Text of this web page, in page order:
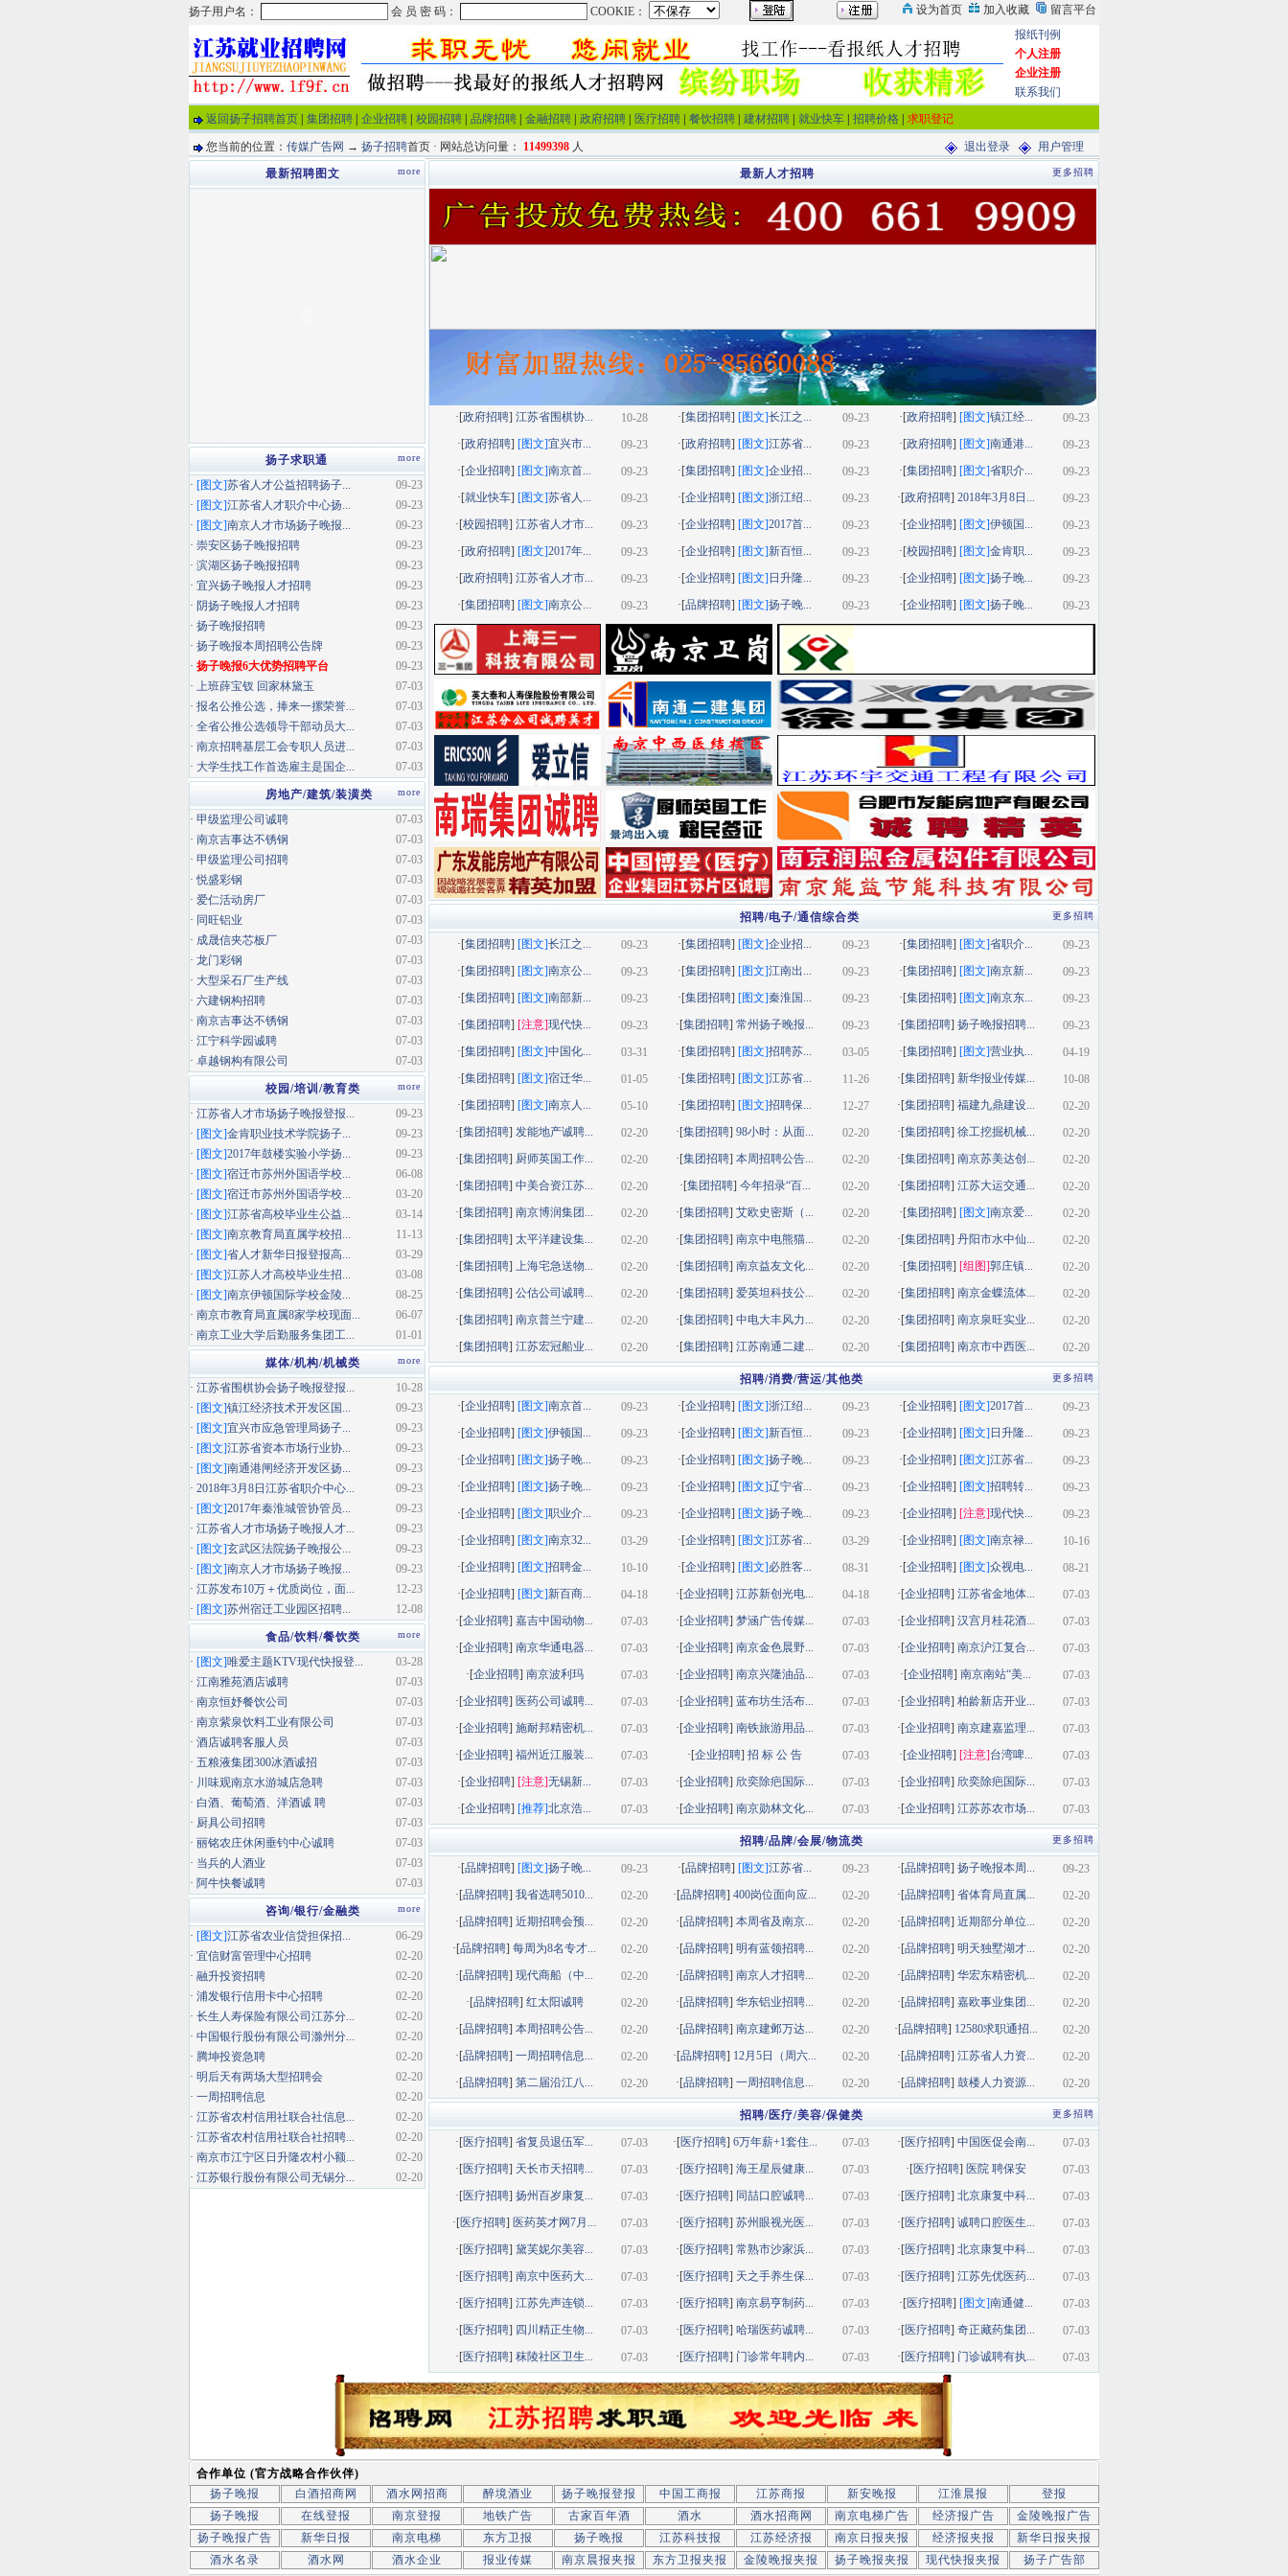
报纸刊例
个人注册
企业注册
联系我们
返回扬子招聘首页
集团招聘 企业招聘 校园招聘 品牌招聘 金融招聘 政府招聘 医疗招聘 餐饮招聘 建材招聘 就业快车 招聘价格 求职登记
您当前的位置： 传媒广告网 → 扬子招聘首页 · 网站总访问量： 11499398 人 退出登录 用户管理
更多招聘
最新人才招聘
10-28
·[政府招聘]江苏省围棋协... 09-23
·[集团招聘] [图文]长江之... 09-23
·[政府招聘] [图文]镇江经...
09-23
·[政府招聘] [图文]宜兴市... 09-23
·[政府招聘] [图文]江苏省... 09-23
·[政府招聘] [图文]南通港...
09-23
·[企业招聘] [图文]南京首... 09-23
·[集团招聘] [图文]企业招... 09-23
·[集团招聘] [图文]省职介...
09-23
·[就业快车] [图文]苏省人... 09-23
·[企业招聘] [图文]浙江绍... 09-23
·[政府招聘] 2018年3月8日...
09-23
·[校园招聘]江苏省人才市... 09-23
·[企业招聘] [图文]2017首... 09-23
·[企业招聘] [图文]伊顿国...
09-23
·[政府招聘] [图文]2017年... 09-23
·[企业招聘] [图文]新百恒... 09-23
·[校园招聘] [图文]金肯职...
09-23
·[政府招聘]江苏省人才市... 09-23
·[企业招聘] [图文] 日升隆... 09-23
·[企业招聘] [图文]扬子晚...
09-23
·[集团招聘] [图文]南京公... 09-23
·[品牌招聘] [图文]扬子晚... 09-23
·[企业招聘] [图文]扬子晚...
更多招聘
招聘/电子/通信综合类
09-23
·[集团招聘] [图文]长江之... 09-23
·[集团招聘] [图文]企业招... 09-23
·[集团招聘] [图文]省职介...
09-23
·[集团招聘] [图文]南京公... 09-23
·[集团招聘] [图文]江南出... 09-23
·[集团招聘] [图文]南京新...
09-23
·[集团招聘] [图文]南部新... 09-23
·[集团招聘] [图文]秦淮国... 09-23
·[集团招聘] [图文]南京东...
09-23
·[集团招聘] [注意]现代快... 09-23
·[集团招聘]常州扬子晚报... 09-23
·[集团招聘] 扬子晚报招聘...
03-31
·[集团招聘] [图文]中国化... 03-05
·[集团招聘] [图文]招聘苏... 04-19
·[集团招聘] [图文]营业执...
01-05
·[集团招聘] [图文]宿迁华... 11-26
·[集团招聘] [图文]江苏省... 10-08
·[集团招聘] 新华报业传媒...
05-10
·[集团招聘] [图文]南京人... 12-27
·[集团招聘] [图文]招聘保... 02-20
·[集团招聘] 福建九鼎建设...
02-20
·[集团招聘]发能地产诚聘... 02-20
·[集团招聘]98小时：从面... 02-20
·[集团招聘] 徐工挖掘机械...
02-20
·[集团招聘] 厨师英国工作... 02-20
·[集团招聘]本周招聘公告... 02-20
·[集团招聘] 南京苏美达创...
02-20
·[集团招聘]中美合资江苏... 02-20
·[集团招聘] 今年招录“百... 02-20
·[集团招聘] 江苏大运交通...
02-20
·[集团招聘]南京博润集团... 02-20
·[集团招聘]艾欧史密斯（... 02-20
·[集团招聘] [图文]南京爱...
02-20
·[集团招聘]太平洋建设集... 02-20
·[集团招聘]南京中电熊猫... 02-20
·[集团招聘] 丹阳市水中仙...
02-20
·[集团招聘]上海宅急送物... 02-20
·[集团招聘]南京益友文化... 02-20
·[集团招聘] [组图]郭庄镇...
02-20
·[集团招聘]公估公司诚聘... 02-20
·[集团招聘]爱英坦科技公... 02-20
·[集团招聘] 南京金蝶流体...
02-20
·[集团招聘]南京普兰宁建... 02-20
·[集团招聘]中电大丰风力... 02-20
·[集团招聘] 南京泉旺实业...
02-20
·[集团招聘]江苏宏冠船业... 02-20
·[集团招聘]江苏南通二建... 02-20
·[集团招聘] 南京市中西医...
更多招聘
招聘/消费/营运/其他类
09-23
·[企业招聘] [图文]南京首... 09-23
·[企业招聘] [图文]浙江绍... 09-23
·[企业招聘] [图文]2017首...
09-23
·[企业招聘] [图文]伊顿国... 09-23
·[企业招聘] [图文]新百恒... 09-23
·[企业招聘] [图文] 日升隆...
09-23
·[企业招聘] [图文]扬子晚... 09-23
·[企业招聘] [图文]扬子晚... 09-23
·[企业招聘] [图文]江苏省...
09-23
·[企业招聘] [图文]扬子晚... 09-23
·[企业招聘] [图文]辽宁省... 09-23
·[企业招聘] [图文]招聘转...
09-23
·[企业招聘] [图文]职业介... 09-23
·[企业招聘] [图文]扬子晚... 09-23
·[企业招聘] [注意]现代快...
03-29
·[企业招聘] [图文]南京32... 03-29
·[企业招聘] [图文]江苏省... 10-16
·[企业招聘] [图文]南京禄...
10-10
·[企业招聘] [图文]招聘金... 08-31
·[企业招聘] [图文]必胜客... 08-21
·[企业招聘] [图文]众视电...
04-18
·[企业招聘] [图文]新百商... 04-18
·[企业招聘]江苏新创光电... 07-03
·[企业招聘] 江苏省金地体...
07-03
·[企业招聘]嘉吉中国动物... 07-03
·[企业招聘]梦涵广告传媒... 07-03
·[企业招聘] 汉宫月桂花酒...
07-03
·[企业招聘]南京华通电器... 07-03
·[企业招聘]南京金色晨野... 07-03
·[企业招聘] 南京沪江复合...
07-03
·[企业招聘] 南京波利玛 07-03
·[企业招聘]南京兴隆油品... 07-03
·[企业招聘]南京南站“美...
07-03
·[企业招聘] 医药公司诚聘... 07-03
·[企业招聘]蓝布坊生活布... 07-03
·[企业招聘] 柏龄新店开业...
07-03
·[企业招聘]施耐邦精密机... 07-03
·[企业招聘]南铁旅游用品... 07-03
·[企业招聘] 南京建嘉监理...
07-03
·[企业招聘]福州近江服装... 07-03
·[企业招聘]招 标 公 告 07-03
·[企业招聘] [注意]台湾啤...
07-03
·[企业招聘] [注意]无锡新... 07-03
·[企业招聘] 欣奕除疤国际... 07-03
·[企业招聘] 欣奕除疤国际...
07-03
·[企业招聘] [推荐]北京浩... 07-03
·[企业招聘]南京勋林文化... 07-03
·[企业招聘] 江苏苏农市场...
更多招聘
招聘/品牌/会展/物流类
09-23
·[品牌招聘] [图文]扬子晚... 09-23
·[品牌招聘] [图文]江苏省... 09-23
·[品牌招聘] 扬子晚报本周...
02-20
·[品牌招聘]我省选聘5010... 02-20
·[品牌招聘]400岗位面向应... 02-20
·[品牌招聘] 省体育局直属...
02-20
·[品牌招聘]近期招聘会预... 02-20
·[品牌招聘]本周省及南京... 02-20
·[品牌招聘] 近期部分单位...
02-20
·[品牌招聘]每周为8名专才... 02-20
·[品牌招聘]明有蓝领招聘... 02-20
·[品牌招聘] 明天独墅湖才...
02-20
·[品牌招聘]现代商船（中... 02-20
·[品牌招聘]南京人才招聘... 02-20
·[品牌招聘] 华宏东精密机...
02-20
·[品牌招聘] 红太阳诚聘 02-20
·[品牌招聘]华东铝业招聘... 02-20
·[品牌招聘] 嘉欧事业集团...
02-20
·[品牌招聘]本周招聘公告... 02-20
·[品牌招聘]南京建邺万达... 02-20
·[品牌招聘] 12580求职通招...
02-20
·[品牌招聘]一周招聘信息... 02-20
·[品牌招聘] 12月5日（周六... 02-20
·[品牌招聘] 江苏省人力资...
02-20
·[品牌招聘]第二届沿江八... 02-20
·[品牌招聘]一周招聘信息... 02-20
·[品牌招聘] 鼓楼人力资源...
更多招聘
招聘/医疗/美容/保健类
07-03
·[医疗招聘]省复员退伍军... 07-03
·[医疗招聘] 6万年薪+1套住... 07-03
·[医疗招聘] 中国医促会南...
07-03
·[医疗招聘] 天长市天招聘... 07-03
·[医疗招聘]海王星辰健康... 07-03
·[医疗招聘] 医院 聘保安
07-03
·[医疗招聘]扬州百岁康复... 07-03
·[医疗招聘] 同喆口腔诚聘... 07-03
·[医疗招聘] 北京康复中科...
07-03
·[医疗招聘] 医药英才网7月... 07-03
·[医疗招聘]苏州眼视光医... 07-03
·[医疗招聘] 诚聘口腔医生...
07-03
·[医疗招聘]黛芙妮尔美容... 07-03
·[医疗招聘]常熟市沙家浜... 07-03
·[医疗招聘] 北京康复中科...
07-03
·[医疗招聘]南京中医药大... 07-03
·[医疗招聘] 天之手养生保... 07-03
·[医疗招聘] 江苏先优医药...
07-03
·[医疗招聘]江苏先声连锁... 07-03
·[医疗招聘]南京易亨制药... 07-03
·[医疗招聘] [图文]南通健...
07-03
·[医疗招聘] 四川精正生物... 07-03
·[医疗招聘]哈瑞医药诚聘... 07-03
·[医疗招聘] 奇正藏药集团...
07-03
·[医疗招聘]秣陵社区卫生... 07-03
·[医疗招聘] 门诊常年聘内... 07-03
·[医疗招聘] 门诊诚聘有执...
more
最新招聘图文
more
扬子求职通
09-23
· [图文]苏省人才公益招聘扬子...
09-23
· [图文]江苏省人才职介中心扬...
09-23
· [图文]南京人才市场扬子晚报...
09-23
· 崇安区扬子晚报招聘
09-23
· 滨湖区扬子晚报招聘
09-23
· 宜兴扬子晚报人才招聘
09-23
· 阴扬子晚报人才招聘
09-23
· 扬子晚报招聘
09-23
· 扬子晚报本周招聘公告牌
09-23
· 扬子晚报6大优势招聘平台
07-03
· 上班薛宝钗 回家林黛玉
07-03
· 报名公推公选，捧来一摞荣誉...
07-03
· 全省公推公选领导干部动员大...
07-03
· 南京招聘基层工会专职人员进...
07-03
· 大学生找工作首选雇主是国企...
more
房地产/建筑/装潢类
07-03
· 甲级监理公司诚聘
07-03
· 南京吉事达不锈钢
07-03
· 甲级监理公司招聘
07-03
·悦盛彩钢
07-03
· 爱仁活动房厂
07-03
· 同旺铝业
07-03
· 成晟信夹芯板厂
07-03
· 龙门彩钢
07-03
· 大型采石厂生产线
07-03
· 六建钢构招聘
07-03
· 南京吉事达不锈钢
07-03
· 江宁科学园诚聘
07-03
· 卓越钢构有限公司
more
校园/培训/教育类
09-23
· 江苏省人才市场扬子晚报登报...
09-23
· [图文]金肯职业技术学院扬子...
09-23
· [图文]2017年鼓楼实验小学扬...
06-08
· [图文]宿迁市苏州外国语学校...
03-20
· [图文]宿迁市苏州外国语学校...
03-14
· [图文]江苏省高校毕业生公益...
11-13
· [图文]南京教育局直属学校招...
03-29
· [图文]省人才新华日报登报高...
03-08
· [图文]江苏人才高校毕业生招...
08-25
· [图文]南京伊顿国际学校金陵...
06-07
· 南京市教育局直属8家学校现面...
01-01
· 南京工业大学后勤服务集团工...
more
媒体/机构/机械类
10-28
· 江苏省围棋协会扬子晚报登报...
09-23
· [图文]镇江经济技术开发区国...
09-23
· [图文]宜兴市应急管理局扬子...
09-23
· [图文]江苏省资本市场行业协...
09-23
· [图文]南通港闸经济开发区扬...
09-23
· 2018年3月8日江苏省职介中心...
09-23
· [图文]2017年秦淮城管协管员...
09-23
· 江苏省人才市场扬子晚报人才...
09-23
· [图文]玄武区法院扬子晚报公...
09-23
· [图文]南京人才市场扬子晚报...
12-23
· 江苏发布10万＋优质岗位，面...
12-08
· [图文]苏州宿迁工业园区招聘...
more
食品/饮料/餐饮类
03-28
· [图文]唯爱主题KTV现代快报登...
07-03
· 江南雅苑酒店诚聘
07-03
· 南京恒妤餐饮公司
07-03
· 南京紫泉饮料工业有限公司
07-03
· 酒店诚聘客服人员
07-03
· 五粮液集团300冰酒诚招
07-03
· 川味观南京水游城店急聘
07-03
· 白酒、葡萄酒、洋酒诚 聘
07-03
· 厨具公司招聘
07-03
· 丽铭农庄休闲垂钓中心诚聘
07-03
· 当兵的人酒业
07-03
· 阿牛快餐诚聘
more
咨询/银行/金融类
06-29
· [图文]江苏省农业信贷担保招...
02-20
· 宜信财富管理中心招聘
02-20
· 融升投资招聘
02-20
· 浦发银行信用卡中心招聘
02-20
· 长生人寿保险有限公司江苏分...
02-20
· 中国银行股份有限公司滁州分...
02-20
· 腾坤投资急聘
02-20
· 明后天有两场大型招聘会
02-20
· 一周招聘信息
02-20
· 江苏省农村信用社联合社信息...
02-20
· 江苏省农村信用社联合社招聘...
02-20
· 南京市江宁区日升隆农村小额...
02-20
· 江苏银行股份有限公司无锡分...
合作单位 (官方战略合作伙伴)
扬子晚报
白酒招商网 酒水网招商 醉境酒业 扬子晚报登报 中国工商报 江苏商报 新安晚报 江淮晨报
登报
扬子晚报
在线登报 南京登报 地铁广告 古家百年酒 酒水 酒水招商网 南京电梯广告 经济报广告
金陵晚报广告
扬子晚报广告
新华日报 南京电梯 东方卫报 扬子晚报 江苏科技报 江苏经济报 南京日报夹报 经济报夹报
新华日报夹报
酒水名录
酒水网 酒水企业 报业传媒 南京晨报夹报 东方卫报夹报 金陵晚报夹报 扬子晚报夹报 现代快报夹报 扬子广告部